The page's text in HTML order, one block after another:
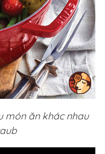
món ăn khác nhau